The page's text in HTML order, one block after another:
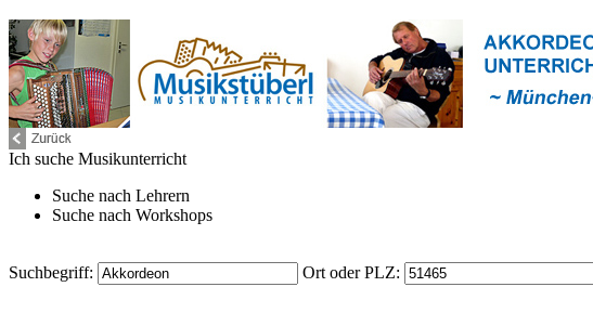
Ich suche Musikunterricht
Suche nach Lehrern
Suche nach Workshops
Suchbegriff: Ort oder PLZ: